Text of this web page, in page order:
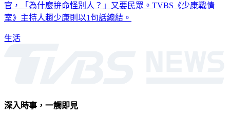
官，「為什麼拚命怪別人？」又要民眾。TVBS《少康戰情
室》主持人趙少康則以1句話總結。
生活
深入時事，一觸即見